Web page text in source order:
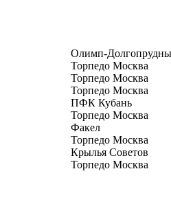
Олимп-
Торпедо Москва
Торпедо Москва
Торпедо Москва
ПФК Кубань
Торпедо Москва
Факел
Торпедо Москва
Крылья Советов
Торпедо Москва